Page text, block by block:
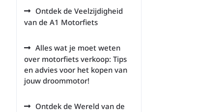
Ontdek de Veelzijdigheid
van de A1 Motorfiets
Alles wat je moet weten
over motorfiets verkoop: Tips
en advies voor het kopen van
jouw droommotor!
Ontdek de Wereld van de